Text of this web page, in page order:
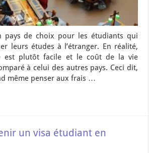
pays de choix pour les étudiants qui
leurs études à l’étranger. En réalité,
est plutôt facile et le coût de la vie
à celui des autres pays. Ceci dit,
même penser aux frais …
un visa étudiant en